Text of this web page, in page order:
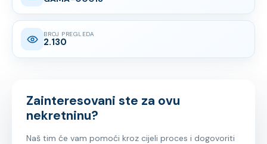
BROJ PREGLEDA
2.130
Zainteresovani ste za ovu
nekretninu?
Naš tim će vam pomoći kroz cijeli proces i dogovoriti